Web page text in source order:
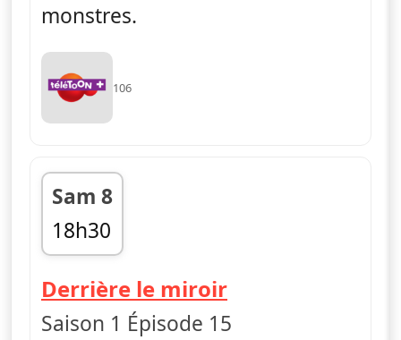
monstres.
106
Sam 8
18h30
fin 18h41
Derrière le miroir— Monster
Saison 1 Épisode 15